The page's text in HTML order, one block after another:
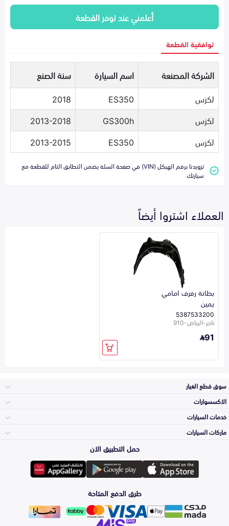
أعلمني عند توفر القطعة
توافقية القطعة
الشركة المصنعة اسم السيارة
سنة الصنع
لكزس
ES350
2018
لكزس
GS300h
2013-2018
لكزس
ES350
2013-2015
تزويدنا برقم الهيكل (VIN) في صفحة السلة يضمن التطابق التام للقطعة مع
سيارتك
العملاء اشتروا أيضاً
بطانة رفرف امامي
يمين
5387533200
تاجر-الرياض-910
91
سوق قطع الغيار
المكائن، القيرات
وملحقاتها
الشمعات
والاصطبات (الاضاءة)
الاكسسوارات
لوازم الرحلات
اكسسوارات العناية
خدمات السيارات
الأكثر مبيعاً
ماركات السيارات
Toyota
Hyundai
حمل التطبيق الان
طرق الدفع المتاحة